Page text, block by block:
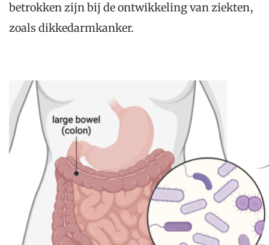
betrokken zijn bij de ontwikkeling van ziekten,
zoals dikkedarmkanker.